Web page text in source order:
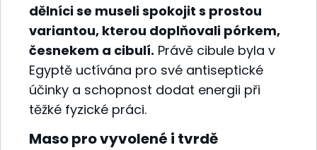
dělníci se museli spokojit s prostou
variantou, kterou doplňovali pórkem,
česnekem a cibulí. Právě cibule byla v
Egyptě uctívána pro své antiseptické
účinky a schopnost dodat energii při
těžké fyzické práci.
Maso pro vyvolené i tvrdě